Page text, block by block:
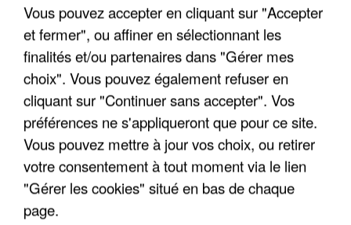
DE FAUNE SAUVAGE SONT...
Vous pouvez accepter en cliquant sur "Accepter
et fermer", ou affiner en sélectionnant les
finalités et/ou partenaires dans "Gérer mes
choix". Vous pouvez également refuser en
cliquant sur "Continuer sans accepter". Vos
préférences ne s'appliqueront que pour ce site.
Vous pouvez mettre à jour vos choix, ou retirer
votre consentement à tout moment via le lien
"Gérer les cookies" situé en bas de chaque
page.